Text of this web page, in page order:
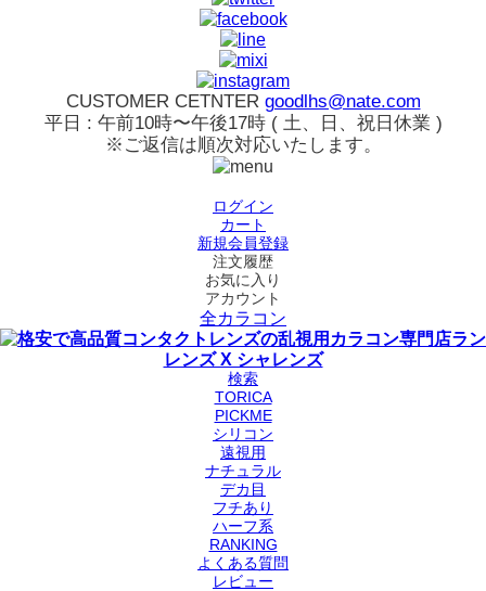
CUSTOMER CETNTER goodlhs@nate.com
平日 : 午前10時〜午後17時 ( 土、日、祝日休業 )
※ご返信は順次対応いたします。
ログイン
カート
新規会員登録
注文履歴
お気に入り
アカウント
全カラコン
検索
TORICA
PICKME
シリコン
遠視用
ナチュラル
デカ目
フチあり
ハーフ系
RANKING
よくある質問
レビュー